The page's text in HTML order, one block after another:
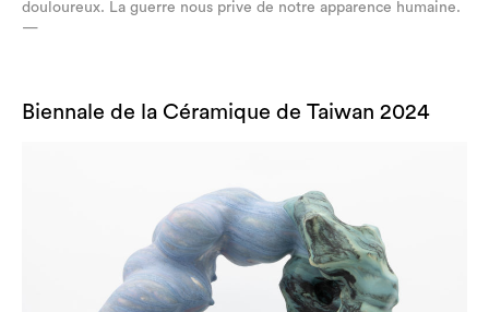
douloureux. La guerre nous prive de notre apparence humaine.
—
Biennale de la Céramique de Taiwan 2024